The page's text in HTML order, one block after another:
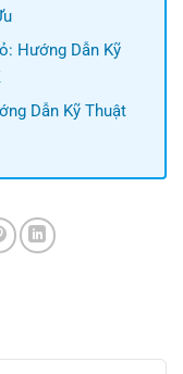
Hướng Dẫn Kỹ
Dẫn Kỹ Thuật